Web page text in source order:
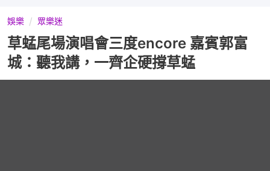
娛樂 眾樂迷
草蜢尾場演唱會三度encore 嘉賓郭富
城：聽我講，一齊企硬撐草蜢